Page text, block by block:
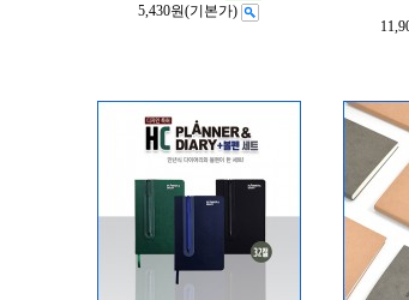
5,430원(기본가)